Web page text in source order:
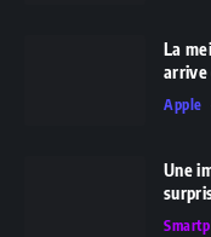
La
arrive
Apple
Une